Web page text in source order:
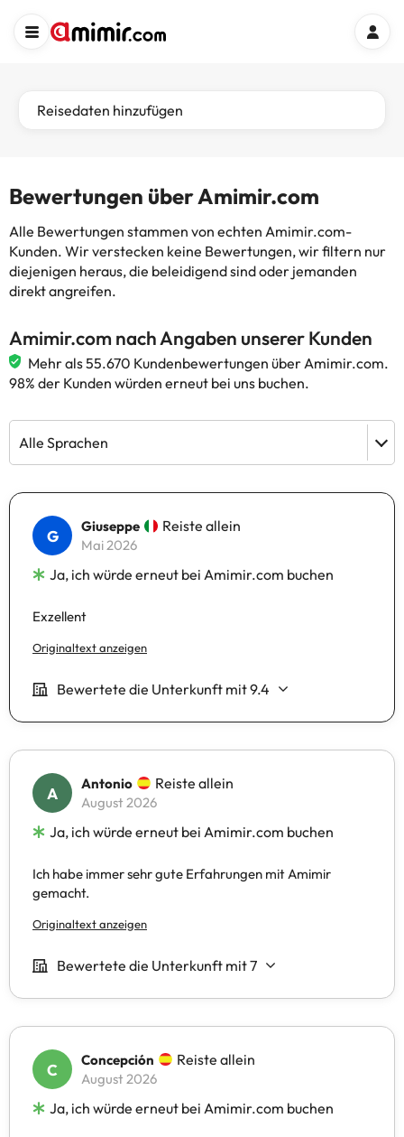
Reisedaten hinzufügen
Bewertungen über Amimir.com
Alle Bewertungen stammen von echten Amimir.com-
Kunden. Wir verstecken keine Bewertungen, wir filtern nur
diejenigen heraus, die beleidigend sind oder jemanden
direkt angreifen.
Amimir.com nach Angaben unserer Kunden
Mehr als 55.670 Kundenbewertungen über Amimir.com.
98% der Kunden würden erneut bei uns buchen.